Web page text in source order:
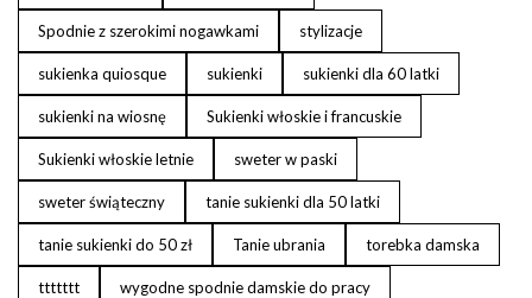
Spodnie z szerokimi nogawkami stylizacje
sukienka quiosque sukienki sukienki dla 60 latki
sukienki na wiosnę Sukienki włoskie i francuskie
Sukienki włoskie letnie sweter w paski
sweter świąteczny tanie sukienki dla 50 latki
tanie sukienki do 50 zł Tanie ubrania torebka damska
ttttttt wygodne spodnie damskie do pracy